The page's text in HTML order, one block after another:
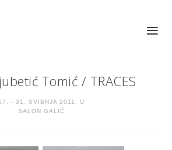
Tomić / TRACES
- 31. SVIBNJA 2011. U
SALON GALIĆ